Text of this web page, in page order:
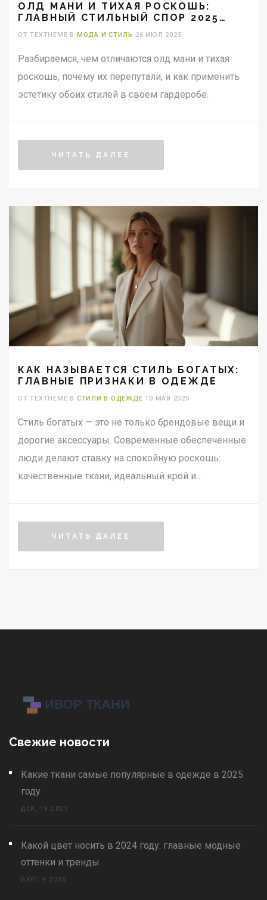
ОЛД МАНИ И ТИХАЯ РОСКОШЬ:
ГЛАВНЫЙ СТИЛЬНЫЙ СПОР 2025
ОТ TEXTHEME В МОДА И СТИЛЬ 26 ИЮЛ 2025
Разбираемся, чем отличаются олд мани и тихая
роскошь, почему их перепутали, и как применить
эстетику обоих стилей в своем гардеробе.
ЧИТАТЬ ДАЛЕЕ
КАК НАЗЫВАЕТСЯ СТИЛЬ БОГАТЫХ:
ГЛАВНЫЕ ПРИЗНАКИ В ОДЕЖДЕ
ОТ TEXTHEME В СТИЛИ В ОДЕЖДЕ 10 МАЯ 2025
Стиль богатых — это не только брендовые вещи и
дорогие аксессуары. Современные обеспеченные
люди делают ставку на спокойную роскошь:
качественные ткани, идеальный крой и
ЧИТАТЬ ДАЛЕЕ
Свежие новости
Какие ткани самые популярные в одежде в 2025
году
ДЕК, 19 2025
Какой цвет носить в 2024 году: главные модные
оттенки и тренды
ИЮЛ, 9 2025